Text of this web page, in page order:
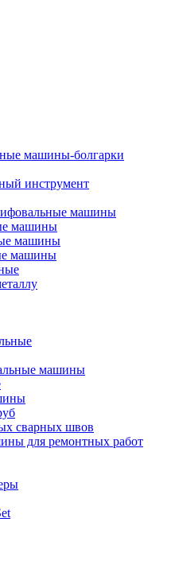
машины-болгарки
инструмент
машины
машины
машины
машины
машины
сварных швов
для ремонтных работ